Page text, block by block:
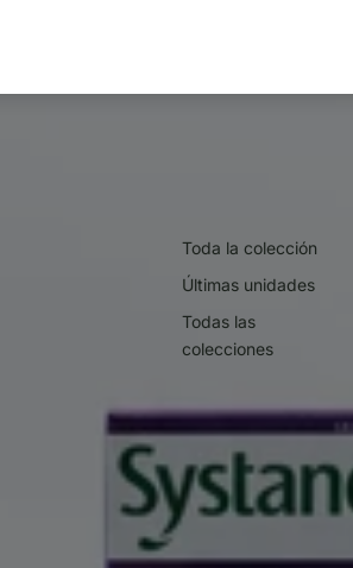
Toda la colección
Últimas unidades
Todas las
colecciones